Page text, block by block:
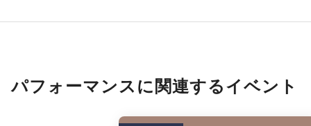
パフォーマンスに関連するイベント